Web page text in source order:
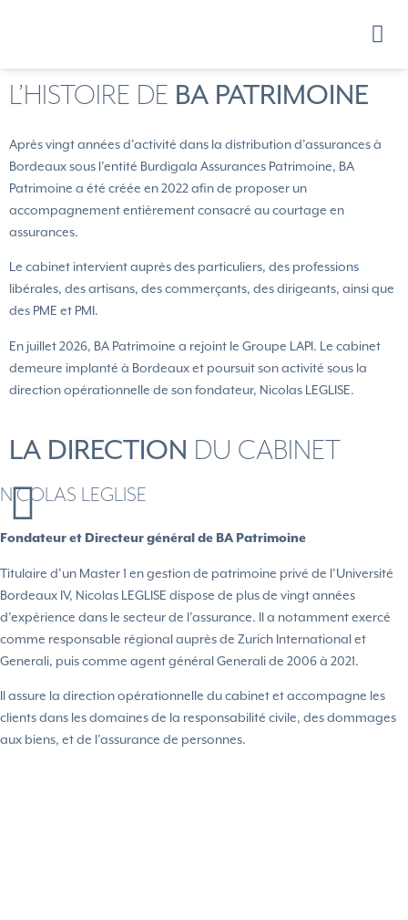
L’HISTOIRE DE BA PATRIMOINE
Après vingt années d’activité dans la distribution d’assurances à
Bordeaux sous l’entité Burdigala Assurances Patrimoine, BA
Patrimoine a été créée en 2022 afin de proposer un
accompagnement entièrement consacré au courtage en
assurances.
Le cabinet intervient auprès des particuliers, des professions
libérales, des artisans, des commerçants, des dirigeants, ainsi que
des PME et PMI.
En juillet 2026, BA Patrimoine a rejoint le Groupe LAPI. Le cabinet
demeure implanté à Bordeaux et poursuit son activité sous la
direction opérationnelle de son fondateur, Nicolas LEGLISE.
LA DIRECTION DU CABINET
NICOLAS LEGLISE
Fondateur et Directeur général de BA Patrimoine
Titulaire d’un Master 1 en gestion de patrimoine privé de l’Université
Bordeaux IV, Nicolas LEGLISE dispose de plus de vingt années
d’expérience dans le secteur de l’assurance. Il a notamment exercé
comme responsable régional auprès de Zurich International et
Generali, puis comme agent général Generali de 2006 à 2021.
Il assure la direction opérationnelle du cabinet et accompagne les
clients dans les domaines de la responsabilité civile, des dommages
aux biens, et de l’assurance de personnes.